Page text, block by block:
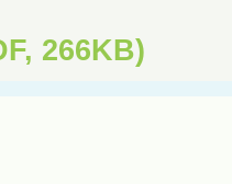
266KB)